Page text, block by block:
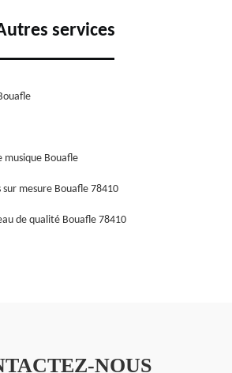
services
musique Bouafle
mesure Bouafle 78410
de qualité Bouafle 78410
NOUS